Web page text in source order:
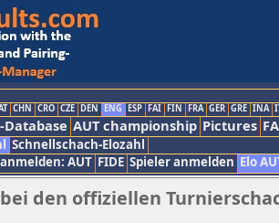
CHN CRO CZE DEN ENG ESP FAI FIN FRA GER GRE INA
AUT championship Pictures
Schnellschach-Elozahl
AUT FIDE Spieler anmelden Elo
den offiziellen